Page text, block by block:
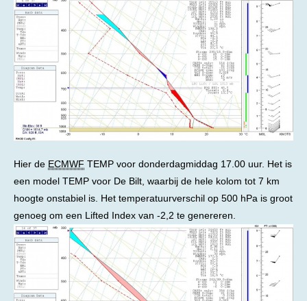
Hier de ECMWF TEMP voor donderdagmiddag 17.00 uur. Het is
een model TEMP voor De Bilt, waarbij de hele kolom tot 7 km
hoogte onstabiel is. Het temperatuurverschil op 500 hPa is groot
genoeg om een Lifted Index van -2,2 te genereren.